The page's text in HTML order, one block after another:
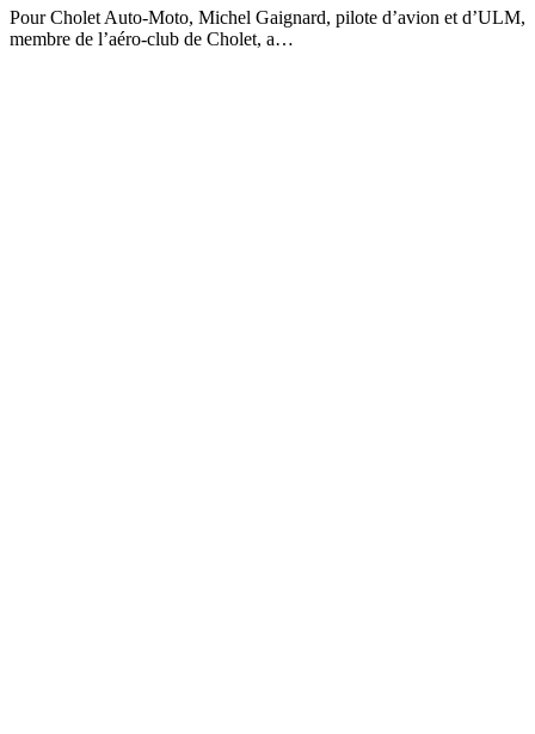
Pour Cholet Auto-Moto, Michel Gaignard, pilote d’avion et d’ULM,
membre de l’aéro-club de Cholet, a…